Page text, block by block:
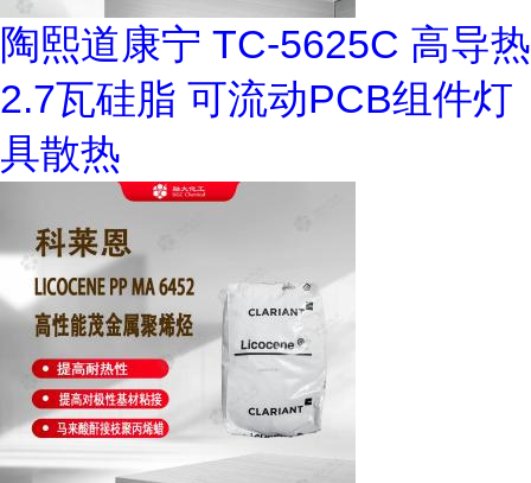
陶熙道康宁 TC-5625C 高导热
2.7瓦硅脂 可流动PCB组件灯
具散热